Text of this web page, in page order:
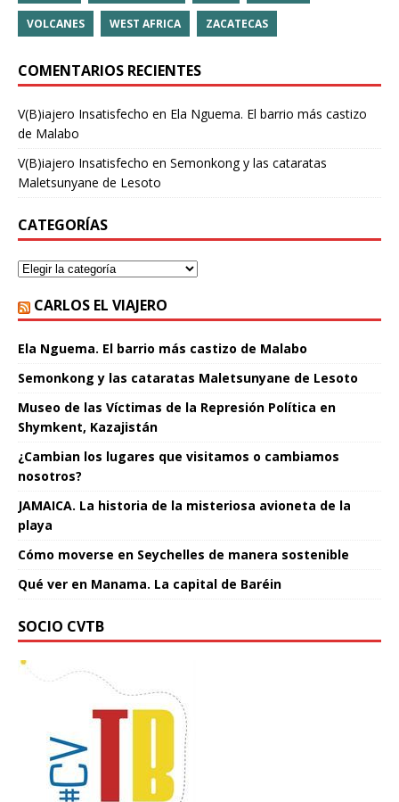
VOLCANES WEST AFRICA ZACATECAS
COMENTARIOS RECIENTES
V(B)iajero Insatisfecho en Ela Nguema. El barrio más castizo
de Malabo
V(B)iajero Insatisfecho en Semonkong y las cataratas
Maletsunyane de Lesoto
CATEGORÍAS
CARLOS EL VIAJERO
Ela Nguema. El barrio más castizo de Malabo
Semonkong y las cataratas Maletsunyane de Lesoto
Museo de las Víctimas de la Represión Política en
Shymkent, Kazajistán
¿Cambian los lugares que visitamos o cambiamos
nosotros?
JAMAICA. La historia de la misteriosa avioneta de la
playa
Cómo moverse en Seychelles de manera sostenible
Qué ver en Manama. La capital de Baréin
SOCIO CVTB